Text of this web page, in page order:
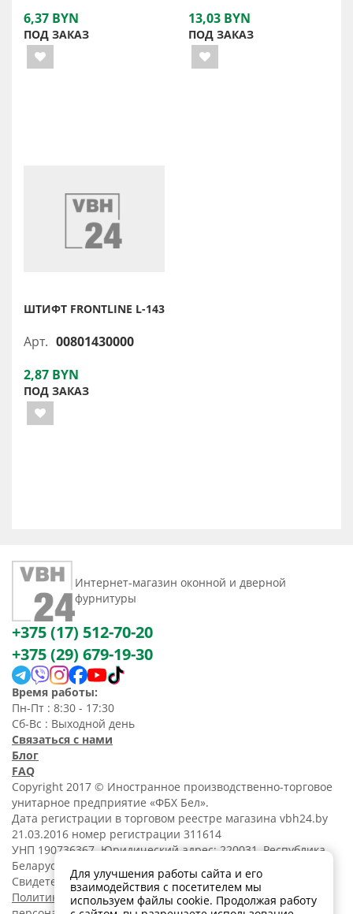
6,37 BYN
ПОД ЗАКАЗ
13,03 BYN
ПОД ЗАКАЗ
ШТИФТ FRONTLINE L-143
Арт. 00801430000
2,87 BYN
ПОД ЗАКАЗ
Интернет-магазин оконной и дверной
фурнитуры
+375 (17) 512-70-20
+375 (29) 679-19-30
Время работы:
Пн-Пт : 8:30 - 17:30
Сб-Вс : Выходной день
Связаться с нами
Блог
FAQ
Copyright 2017 © Иностранное производственно-торговое
унитарное предприятие «ФБХ Бел».
Дата регистрации в торговом реестре магазина vbh24.by
21.03.2016 номер регистрации 311614
УНП 190736367. Юридический адрес: 220031, Республика
Беларусь, г. Минск, ул. Танковая, 15-1, 5 этаж;
Свидетельство о регистрации N190736367 от 11.02.2014.
Политика обработки
Для улучшения работы сайта и его
взаимодействия с посетителем мы
используем файлы cookie. Продолжая работу